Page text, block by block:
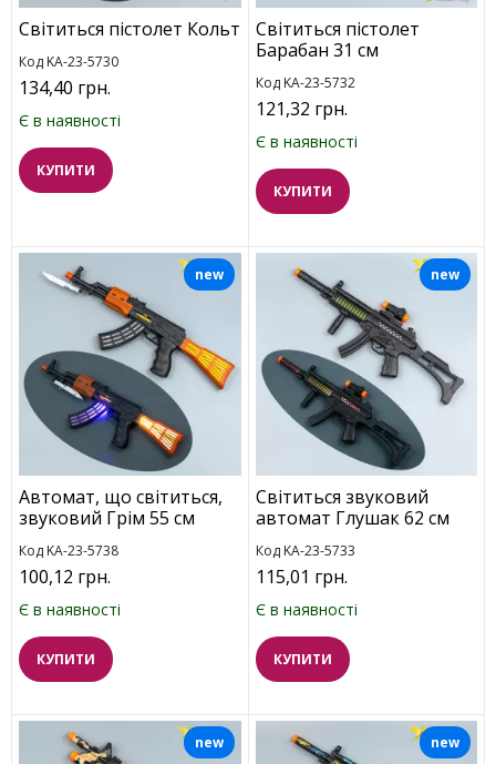
Світиться пістолет Кольт
Код KA-23-5730
134,40 грн.
Є в наявності
КУПИТИ
Світиться пістолет
Барабан 31 см
Код KA-23-5732
121,32 грн.
Є в наявності
КУПИТИ
Автомат, що світиться,
звуковий Грім 55 см
Код KA-23-5738
100,12 грн.
Є в наявності
new
КУПИТИ
Світиться звуковий
автомат Глушак 62 см
Код KA-23-5733
115,01 грн.
Є в наявності
new
КУПИТИ
new new